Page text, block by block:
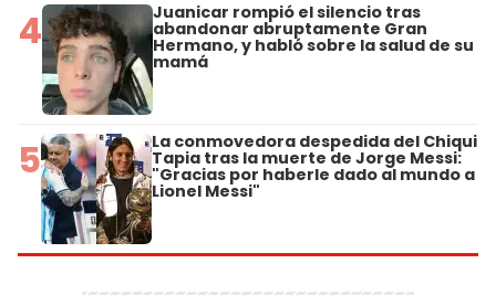
4 Juanicar rompió el silencio tras
abandonar abruptamente Gran
Hermano, y habló sobre la salud de su
mamá
5 La conmovedora despedida del Chiqui
Tapia tras la muerte de Jorge Messi:
"Gracias por haberle dado al mundo a
Lionel Messi"